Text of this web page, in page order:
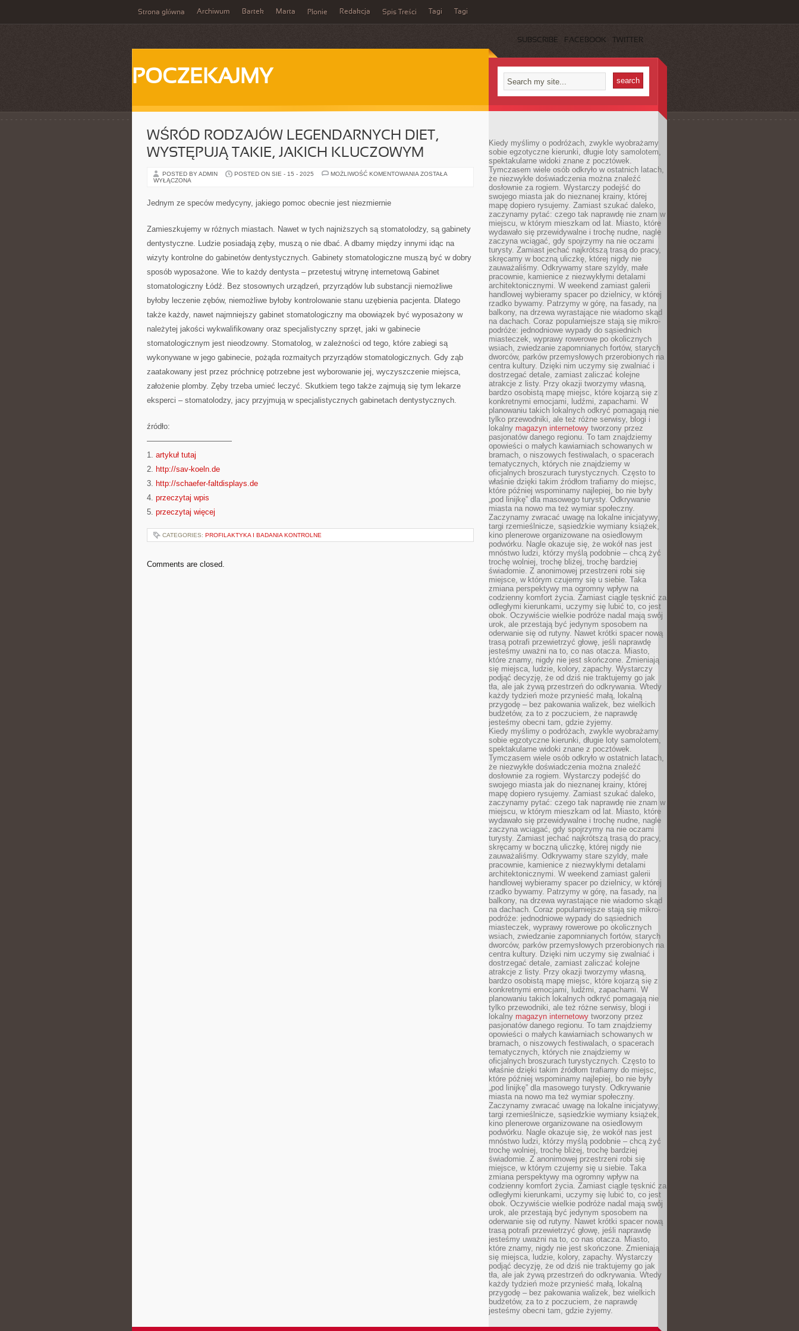
Strona główna Archiwum Bartek Marta Płonie Redakcja Spis Treści Tagi Tagi
SUBSCRIBE FACEBOOK TWITTER
POCZEKAJMY
WŚRÓD RODZAJÓW LEGENDARNYCH DIET,
WYSTĘPUJĄ TAKIE, JAKICH KLUCZOWYM
POSTED BY ADMIN POSTED ON SIE - 15 - 2025 MOŻLIWOŚĆ KOMENTOWANIA WŚRÓD
ZOSTAŁA
WYŁĄCZONA
Jednym ze speców medycyny, jakiego pomoc obecnie jest niezmiernie
Zamieszkujemy w różnych miastach. Nawet w tych najniższych są stomatolodzy, są gabinety
dentystyczne. Ludzie posiadają zęby, muszą o nie dbać. A dbamy między innymi idąc na
wizyty kontrolne do gabinetów dentystycznych. Gabinety stomatologiczne muszą być w dobry
sposób wyposażone. Wie to każdy dentysta – przetestuj witrynę internetową Gabinet
stomatologiczny Łódź. Bez stosownych urządzeń, przyrządów lub substancji niemożliwe
byłoby leczenie zębów, niemożliwe byłoby kontrolowanie stanu uzębienia pacjenta. Dlatego
także każdy, nawet najmniejszy gabinet stomatologiczny ma obowiązek być wyposażony w
należytej jakości wykwalifikowany oraz specjalistyczny sprzęt, jaki w gabinecie
stomatologicznym jest nieodzowny. Stomatolog, w zależności od tego, które zabiegi są
wykonywane w jego gabinecie, pożąda rozmaitych przyrządów stomatologicznych. Gdy ząb
zaatakowany jest przez próchnicę potrzebne jest wyborowanie jej, wyczyszczenie miejsca,
założenie plomby. Zęby trzeba umieć leczyć. Skutkiem tego także zajmują się tym lekarze
eksperci – stomatolodzy, jacy przyjmują w specjalistycznych gabinetach dentystycznych.
źródło:
———————————
1. artykuł tutaj
2. http://sav-koeln.de
3. http://schaefer-faltdisplays.de
4. przeczytaj wpis
5. przeczytaj więcej
CATEGORIES: PROFILAKTYKA I BADANIA KONTROLNE
Comments are closed.
Kiedy myślimy o podróżach, zwykle wyobrażamy
sobie egzotyczne kierunki, długie loty samolotem,
spektakularne widoki znane z pocztówek.
Tymczasem wiele osób odkryło w ostatnich latach,
że niezwykłe doświadczenia można znaleźć
dosłownie za rogiem. Wystarczy podejść do
swojego miasta jak do nieznanej krainy, której
mapę dopiero rysujemy. Zamiast szukać daleko,
zaczynamy pytać: czego tak naprawdę nie znam w
miejscu, w którym mieszkam od lat. Miasto, które
wydawało się przewidywalne i trochę nudne, nagle
zaczyna wciągać, gdy spojrzymy na nie oczami
turysty. Zamiast jechać najkrótszą trasą do pracy,
skręcamy w boczną uliczkę, której nigdy nie
zauważaliśmy. Odkrywamy stare szyldy, małe
pracownie, kamienice z niezwykłymi detalami
architektonicznymi. W weekend zamiast galerii
handlowej wybieramy spacer po dzielnicy, w której
rzadko bywamy. Patrzymy w górę, na fasady, na
balkony, na drzewa wyrastające nie wiadomo skąd
na dachach. Coraz popularniejsze stają się mikro-
podróże: jednodniowe wypady do sąsiednich
miasteczek, wyprawy rowerowe po okolicznych
wsiach, zwiedzanie zapomnianych fortów, starych
dworców, parków przemysłowych przerobionych na
centra kultury. Dzięki nim uczymy się zwalniać i
dostrzegać detale, zamiast zaliczać kolejne
atrakcje z listy. Przy okazji tworzymy własną,
bardzo osobistą mapę miejsc, które kojarzą się z
konkretnymi emocjami, ludźmi, zapachami. W
planowaniu takich lokalnych odkryć pomagają nie
tylko przewodniki, ale też różne serwisy, blogi i
lokalny magazyn internetowy tworzony przez
pasjonatów danego regionu. To tam znajdziemy
opowieści o małych kawiarniach schowanych w
bramach, o niszowych festiwalach, o spacerach
tematycznych, których nie znajdziemy w
oficjalnych broszurach turystycznych. Często to
właśnie dzięki takim źródłom trafiamy do miejsc,
które później wspominamy najlepiej, bo nie były
„pod linijkę” dla masowego turysty. Odkrywanie
miasta na nowo ma też wymiar społeczny.
Zaczynamy zwracać uwagę na lokalne inicjatywy,
targi rzemieślnicze, sąsiedzkie wymiany książek,
kino plenerowe organizowane na osiedlowym
podwórku. Nagle okazuje się, że wokół nas jest
mnóstwo ludzi, którzy myślą podobnie – chcą żyć
trochę wolniej, trochę bliżej, trochę bardziej
świadomie. Z anonimowej przestrzeni robi się
miejsce, w którym czujemy się u siebie. Taka
zmiana perspektywy ma ogromny wpływ na
codzienny komfort życia. Zamiast ciągle tęsknić za
odległymi kierunkami, uczymy się lubić to, co jest
obok. Oczywiście wielkie podróże nadal mają swój
urok, ale przestają być jedynym sposobem na
oderwanie się od rutyny. Nawet krótki spacer nową
trasą potrafi przewietrzyć głowę, jeśli naprawdę
jesteśmy uważni na to, co nas otacza. Miasto,
które znamy, nigdy nie jest skończone. Zmieniają
się miejsca, ludzie, kolory, zapachy. Wystarczy
podjąć decyzję, że od dziś nie traktujemy go jak
tła, ale jak żywą przestrzeń do odkrywania. Wtedy
każdy tydzień może przynieść małą, lokalną
przygodę – bez pakowania walizek, bez wielkich
budżetów, za to z poczuciem, że naprawdę
jesteśmy obecni tam, gdzie żyjemy.
Kiedy myślimy o podróżach, zwykle wyobrażamy
sobie egzotyczne kierunki, długie loty samolotem,
spektakularne widoki znane z pocztówek.
Tymczasem wiele osób odkryło w ostatnich latach,
że niezwykłe doświadczenia można znaleźć
dosłownie za rogiem. Wystarczy podejść do
swojego miasta jak do nieznanej krainy, której
mapę dopiero rysujemy. Zamiast szukać daleko,
zaczynamy pytać: czego tak naprawdę nie znam w
miejscu, w którym mieszkam od lat. Miasto, które
wydawało się przewidywalne i trochę nudne, nagle
zaczyna wciągać, gdy spojrzymy na nie oczami
turysty. Zamiast jechać najkrótszą trasą do pracy,
skręcamy w boczną uliczkę, której nigdy nie
zauważaliśmy. Odkrywamy stare szyldy, małe
pracownie, kamienice z niezwykłymi detalami
architektonicznymi. W weekend zamiast galerii
handlowej wybieramy spacer po dzielnicy, w której
rzadko bywamy. Patrzymy w górę, na fasady, na
balkony, na drzewa wyrastające nie wiadomo skąd
na dachach. Coraz popularniejsze stają się mikro-
podróże: jednodniowe wypady do sąsiednich
miasteczek, wyprawy rowerowe po okolicznych
wsiach, zwiedzanie zapomnianych fortów, starych
dworców, parków przemysłowych przerobionych na
centra kultury. Dzięki nim uczymy się zwalniać i
dostrzegać detale, zamiast zaliczać kolejne
atrakcje z listy. Przy okazji tworzymy własną,
bardzo osobistą mapę miejsc, które kojarzą się z
konkretnymi emocjami, ludźmi, zapachami. W
planowaniu takich lokalnych odkryć pomagają nie
tylko przewodniki, ale też różne serwisy, blogi i
lokalny magazyn internetowy tworzony przez
pasjonatów danego regionu. To tam znajdziemy
opowieści o małych kawiarniach schowanych w
bramach, o niszowych festiwalach, o spacerach
tematycznych, których nie znajdziemy w
oficjalnych broszurach turystycznych. Często to
właśnie dzięki takim źródłom trafiamy do miejsc,
które później wspominamy najlepiej, bo nie były
„pod linijkę” dla masowego turysty. Odkrywanie
miasta na nowo ma też wymiar społeczny.
Zaczynamy zwracać uwagę na lokalne inicjatywy,
targi rzemieślnicze, sąsiedzkie wymiany książek,
kino plenerowe organizowane na osiedlowym
podwórku. Nagle okazuje się, że wokół nas jest
mnóstwo ludzi, którzy myślą podobnie – chcą żyć
trochę wolniej, trochę bliżej, trochę bardziej
świadomie. Z anonimowej przestrzeni robi się
miejsce, w którym czujemy się u siebie. Taka
zmiana perspektywy ma ogromny wpływ na
codzienny komfort życia. Zamiast ciągle tęsknić za
odległymi kierunkami, uczymy się lubić to, co jest
obok. Oczywiście wielkie podróże nadal mają swój
urok, ale przestają być jedynym sposobem na
oderwanie się od rutyny. Nawet krótki spacer nową
trasą potrafi przewietrzyć głowę, jeśli naprawdę
jesteśmy uważni na to, co nas otacza. Miasto,
które znamy, nigdy nie jest skończone. Zmieniają
się miejsca, ludzie, kolory, zapachy. Wystarczy
podjąć decyzję, że od dziś nie traktujemy go jak
tła, ale jak żywą przestrzeń do odkrywania. Wtedy
każdy tydzień może przynieść małą, lokalną
przygodę – bez pakowania walizek, bez wielkich
budżetów, za to z poczuciem, że naprawdę
jesteśmy obecni tam, gdzie żyjemy.